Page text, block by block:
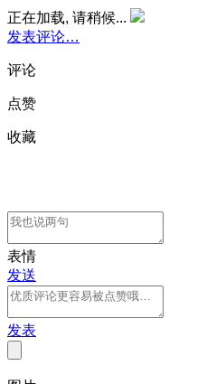
正在加载, 请稍候...
发表评论…
评论
点赞
收藏
表情
发送
发表